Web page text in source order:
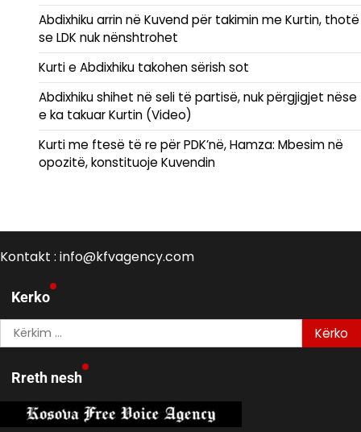
Abdixhiku arrin në Kuvend për takimin me Kurtin, thotë
se LDK nuk nënshtrohet
Kurti e Abdixhiku takohen sërish sot
Abdixhiku shihet në seli të partisë, nuk përgjigjet nëse
e ka takuar Kurtin (Video)
Kurti me ftesë të re për PDK’në, Hamza: Mbesim në
opozitë, konstituoje Kuvendin
Kontakt : info@kfvagency.com
Kerko
Kërko
për:
Rreth nesh